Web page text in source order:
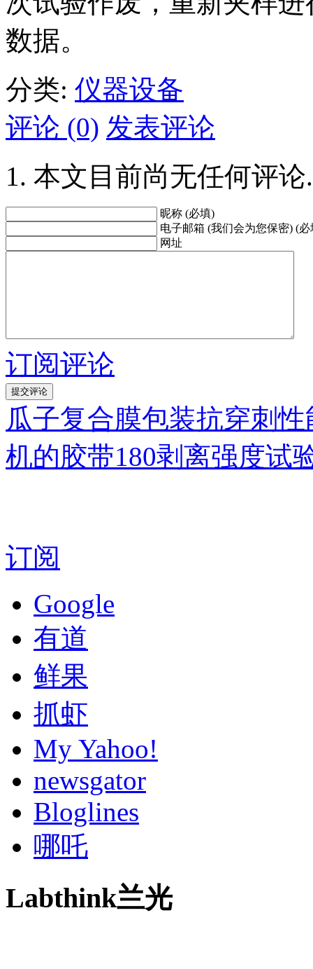
数据。
分类: 仪器设备
评论 (0) 发表评论
本文目前尚无任何评论.
昵称 (必填)
电子邮箱 (我们会为您保密) (必
网址
订阅评论
瓜子复合膜包装抗穿刺
机的胶带180剥离强度试
订阅
Google
有道
鲜果
抓虾
My Yahoo!
newsgator
Bloglines
哪吒
Labthink兰光